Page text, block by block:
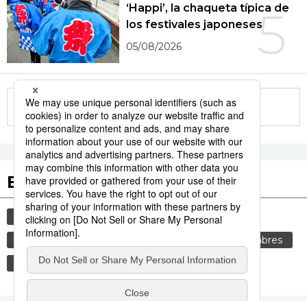
5
‘Happi’, la chaqueta típica de
los festivales japoneses
05/08/2026
More in this series
Etiquetas destacadas
cultura gastronomía vida
comida
genkan
costumbres
gastronomía japonesa
sociedad